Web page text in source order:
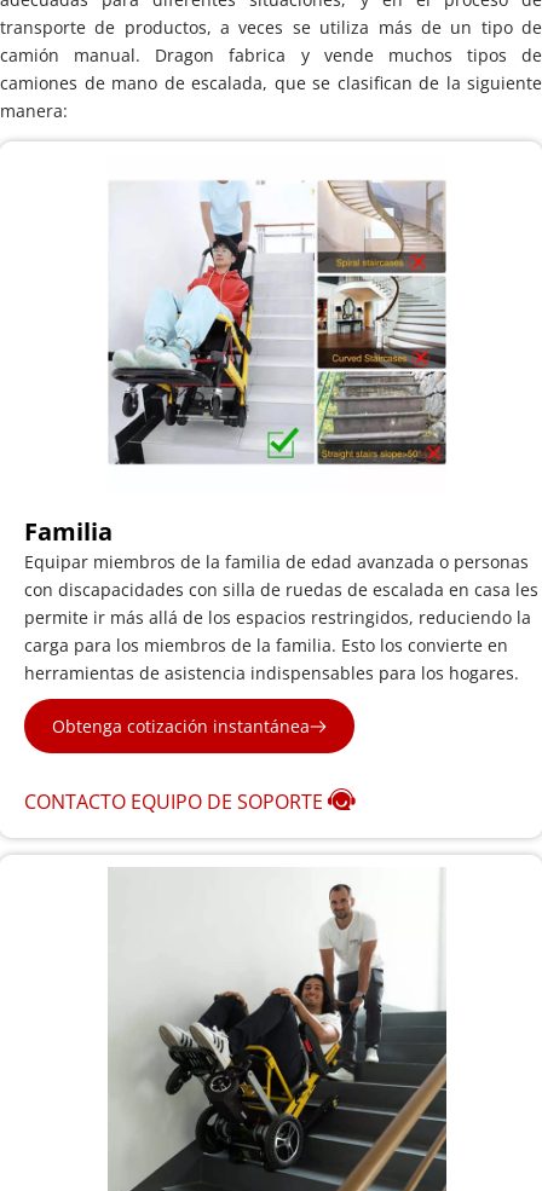
transporte de productos, a veces se utiliza más de un tipo de
camión manual. Dragon fabrica y vende muchos tipos de
camiones de mano de escalada, que se clasifican de la siguiente
manera:
Familia
Equipar miembros de la familia de edad avanzada o personas
con discapacidades con silla de ruedas de escalada en casa les
permite ir más allá de los espacios restringidos, reduciendo la
carga para los miembros de la familia. Esto los convierte en
herramientas de asistencia indispensables para los hogares.
Obtenga cotización instantánea
CONTACTO EQUIPO DE SOPORTE